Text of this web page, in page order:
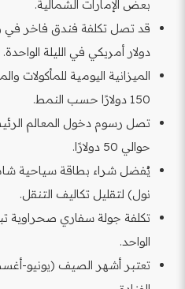
بعض الإمارات الشمالية.
دولار أمريكي في الليلة الواحدة.
150 دولارًا حسب النمط.
تصل رسوم دخول المعالم
حوالي 50 دولارًا.
يُفضل شراء بطاقة سياحية
نول) لتقليل تكاليف التنقل.
الواحد.
تعتبر أشهر الصيف (يونيو-